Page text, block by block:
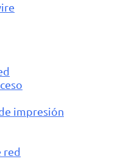
impresión
red